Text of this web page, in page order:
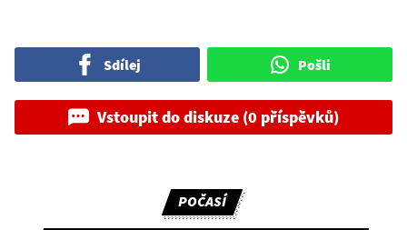
Sdílej Pošli
Vstoupit do diskuze (0 příspěvků)
POČASÍ